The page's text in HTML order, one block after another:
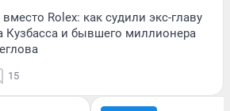
Rolex: как судили экс-главу
Кузбасса и бывшего миллионера
15